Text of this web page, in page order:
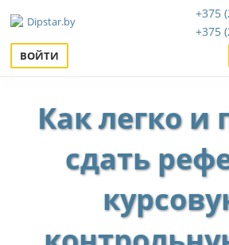
+375
+375
ВОЙТИ
Как легко и
сдать